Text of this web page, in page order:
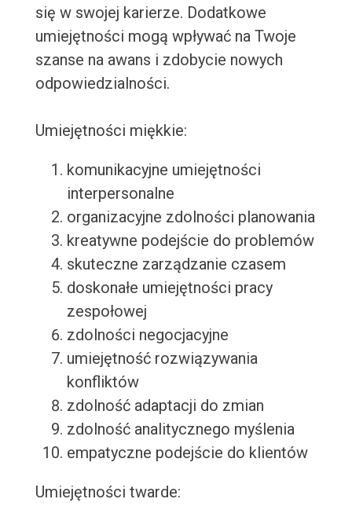
się w swojej karierze. Dodatkowe
umiejętności mogą wpływać na Twoje
szanse na awans i zdobycie nowych
odpowiedzialności.
Umiejętności miękkie:
komunikacyjne umiejętności
interpersonalne
organizacyjne zdolności planowania
kreatywne podejście do problemów
skuteczne zarządzanie czasem
doskonałe umiejętności pracy
zespołowej
zdolności negocjacyjne
umiejętność rozwiązywania
konfliktów
zdolność adaptacji do zmian
zdolność analitycznego myślenia
empatyczne podejście do klientów
Umiejętności twarde: